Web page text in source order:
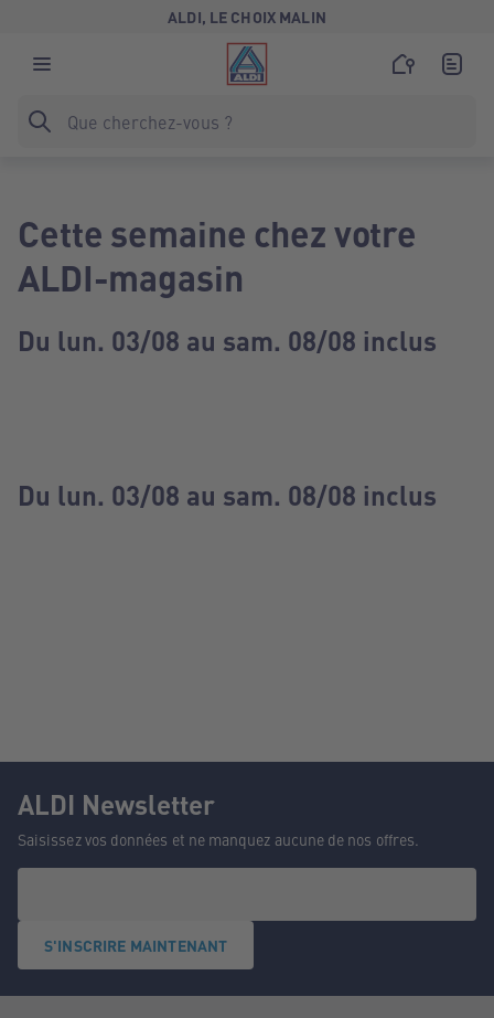
ALDI, LE CHOIX MALIN
Cette semaine chez votre
ALDI-magasin
Du lun. 03/08 au sam. 08/08 inclus
Du lun. 03/08 au sam. 08/08 inclus
ALDI Newsletter
Saisissez vos données et ne manquez aucune de nos offres.
S'INSCRIRE MAINTENANT